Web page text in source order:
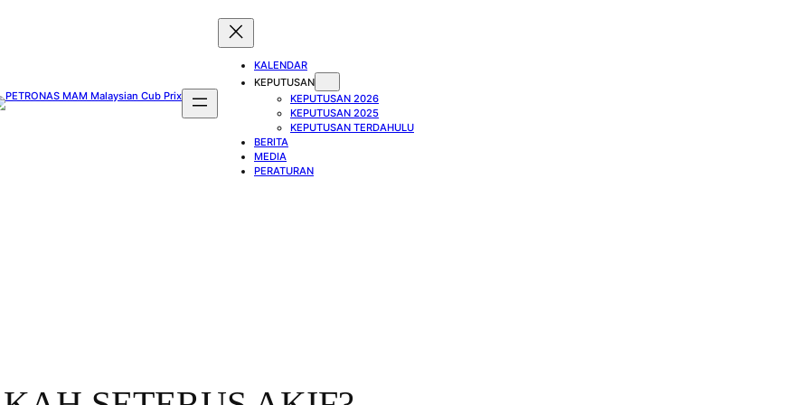
KALENDAR
KEPUTUSAN
KEPUTUSAN 2026
KEPUTUSAN 2025
KEPUTUSAN TERDAHULU
BERITA
MEDIA
PERATURAN